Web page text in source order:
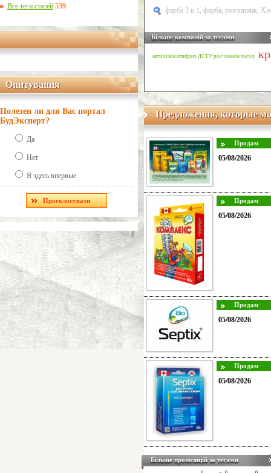
Все теги статей 539
Опитування
Опитування
Полезен ли для Вас портал
БудЭксперт?
Да
Нет
Я здесь впервые
фарба 3 в 1, фарба, розчинник,
Більше компаній за тегами
автохімія атифриз ДСТУ розчинник тосол
Предложения, которые
05/08/2026
05/08/2026
05/08/2026
05/08/2026
Більше пропозицій за тегами